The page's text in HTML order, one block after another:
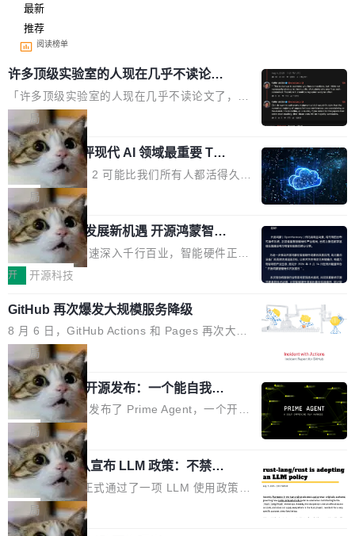
最新
推荐
阅读榜单
许多顶级实验室的人现在几乎不读论文
了
「许多顶级实验室的人现在几乎不读论文了，而
且他们认为 ICLR/ICML/NeurIPS 充斥着大量过
度宣传和欺诈。」 OpenAI 研究员 Keller Jorda
n 这条推文引发了广泛讨论。他不是在说风凉
话，他是说出了一个圈内人尽皆知但很少公开捅
破的事实。 Jordan 随后补充了一句软化声明：
「我不认为这些会议上大部分论文都在过度宣传
或造假。问题是，作为读者，如果你筛选出那些
看起来最令人兴奋的论文，那它们大部分都是过
度宣传的。」 这才是真正的痛点。不是所有论文
都有问题，是最吸引眼球的那批论文最有问题。
他引用的帖子来自 Mathew Shen，一位 ICLR 2
026 的读者：「看了篇 ...
局
xAI 前工程师评现代 AI 领域最重要 Top
3 开源项目
Flash Attention 2 可能比我们所有人都活得久。
这句话不是来自某个技术博客，而是出自 Hieu
Pham 的一条推文。Hieu Pham 是谁？他是 xAI
的早期工程师之一，在 Grok 训练基础设施团队
工作过。近日他在 X 上发了一条帖子，列出了他
认为现代 AI 领域最重要的三个开源项目。 第一
个名字毫无悬念：Flash Attention 2。 Hieu 的
理由很具体。FA 系列不需要解释，但 FA2 是他
认为最重要的一个——复杂度恰到好处，刚好能
驱动你去学 CuTe，但还没被那些"邪恶的" Hopp
er++ 优化所淹没，足够容易修改和适配。 更关
键的是 FA2 的持久性...
局
共商智能硬件发展新机遇 开源鸿蒙智能
硬件开发者日杭州站即将举行
随着万物智联加速深入千行百业，智能硬件正从
单点设备迈向智能化、网联化、协同化发展。作
鸿蒙通过统一技术底座和分布式能力，为不同类
型智能设备的开发、连接与互联提供关键支撑，
也为产业链企业探索产品创新与商业增长打开新
的空间。 8月14日，开源鸿蒙智能硬件开发者日
（OHDD：OpenHarmony Hardware Develope
r Day）将在杭州启航。活动面向智能硬件产业
链企业和开发者，邀请行业专家与资深技术顾
问，围绕开源鸿蒙技术能力、设备适配、芯片适
配、功耗与稳定性调优、兼容性测评及统一互联
等内容展开系统讲解和实战交流，帮助企业进一
步了解开源鸿蒙在智能...
开 开源科技
GitHub 再次爆发大规模服务降级
8 月 6 日，GitHub Actions 和 Pages 再次大规
模服务降级，Actions 完全不可用超过 5 小时，
webhook 停发，连自托管 runner 也因调度层故
障无法工作。Pages、Copilot code review、C
opilot coding agent 全部受影响。从检测到完全
恢复，大约 12 小时。 这是 2026 年 8 月的第六
起事故，其中四起与 AI/Copilot 服务相关。 Git
Hub 员工 kdaigle 在 HN 讨论中贴出了一组数
据：2025 年全年 10 亿次 commit。现在，每周
2.75 亿次，全年预计 140 亿次。GitHub...
局
Prime Agent 开源发布：一个能自我改
进的编程 Agent，ARC-AGI 3 超越人类
专家基线
Prime Intellect 发布了 Prime Agent，一个开源
的编程 Agent Harness，核心设计围绕两个抽
象：Recursive Language Model（RLM）和 C
ontinual Harness。在 ARC-AGI 3 基准测试
上，Prime Agent + Opus 5 的组合达到了 95.
5% RHAE Best@1，超过了 ARC 报告的人类专
家基线 95.4%。 不是又一个 coding agent 包装
局
Rust 项目团队宣布 LLM 政策：不禁
止，但你要承认哪些代码不是你写的
Rust 语言项目正式通过了一项 LLM 使用政策，
覆盖 rust-lang/rust 单一仓库的代码贡献。这不
是项目级别的官方立场，目前由五个团队采纳，
局